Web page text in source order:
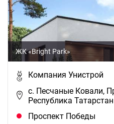
ЖК «Bright Park»
Компания Унистрой
с. Песчаные Ковали,
Республика Татарстан
Проспект Победы